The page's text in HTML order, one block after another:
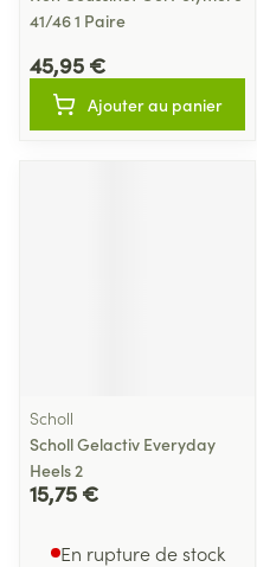
41/46 1 Paire
45,95 €
Ajouter au panier
Scholl
Scholl Gelactiv Everyday
Heels 2
15,75 €
En rupture de stock